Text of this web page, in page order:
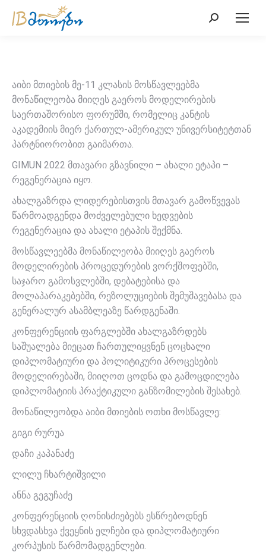
Search:
აიბი მთიების მე-11 კლასის მოსწავლეებმა
მონაწილეობა მიიღეს გაეროს მოდელირების
საერთაშორისო ფორუმში, რომელიც კანტის
აკადემიის მიერ ქართულ-ამერიკულ უნივერსიტეტთან
პარტნიორობით გაიმართა.
GIMUN 2022 მთავარი გზავნილი – ახალი ეტაპი –
რეგენერაცია იყო.
ახალგაზრდა ლიდერებისთვის მთავარ გამოწვევას
წარმოადგენდა მოძველებული ხედვების
რეგენერაცია და ახალი ეტაპის შექმნა.
მოსწავლეებმა მონაწილეობა მიიღეს გაეროს
მოდელირების პროცედურების ვორქშოფებში,
საჯარო გამოსვლებში, დებატებისა და
მოლაპარაკებებში, რეზოლუციების შემუშავებასა და
გენერალურ ასამბლეაზე წარდგენაში.
კონფერენციის ფარგლებში ახალგაზრდებს
საშუალება მიეცათ ჩართულიყვნენ ცოცხალი
დიპლომატიური და პოლიტიკური პროცესების
მოდელირებაში, მიიღოთ ცოდნა და გამოცდილება
დიპლომატიის პრაქტიკული განზომილების შესახებ.
მონაწილეობდა აიბი მთიების ოთხი მოსწავლე:
გიგი რურუა
დაჩი კაპანაძე
ლილუ ჩხარტიშვილი
ანნა გეგუჩაძე
კონფერენციის ღონისძიებებს ესწრებოდნენ
სხვდასხვა ქვეყნის ელჩები და დიპლომატიური
კორპუსის წარმომადგენლები.